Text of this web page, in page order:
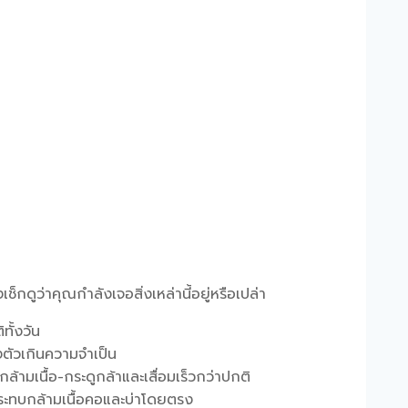
ช็กดูว่าคุณกำลังเจอสิ่งเหล่านี้อยู่หรือเปล่า
ทั้งวัน
วเกินความจำเป็น
มเนื้อ-กระดูกล้าและเสื่อมเร็วกว่าปกติ
บกล้ามเนื้อคอและบ่าโดยตรง